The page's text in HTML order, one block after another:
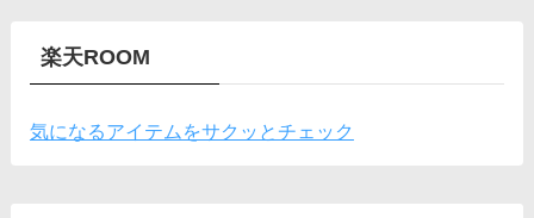
楽天ROOM
気になるアイテムをサクッとチェック